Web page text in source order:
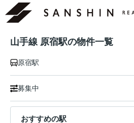
山手線 原宿駅の物件一覧
原宿駅
募集中
おすすめの駅